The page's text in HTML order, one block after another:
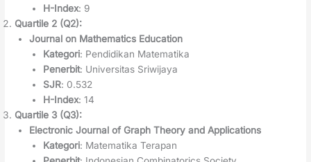
H-Index: 9
Quartile 2 (Q2):
Journal on Mathematics Education
Kategori: Pendidikan Matematika
Penerbit: Universitas Sriwijaya
SJR: 0.532
H-Index: 14
Quartile 3 (Q3):
Electronic Journal of Graph Theory and Applications
Kategori: Matematika Terapan